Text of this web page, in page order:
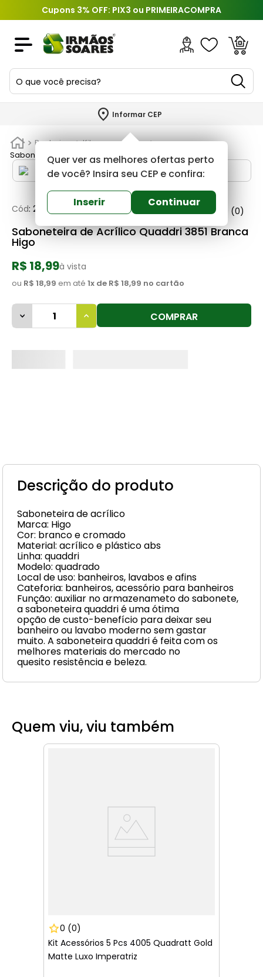
Cupons 3% OFF: PIX3 ou PRIMEIRACOMPRA
O que você precisa?
Informar CEP
Quer ver as melhores ofertas perto
de você? Insira seu CEP e confira:
Inserir Continuar
Banheiros
Kits e acessorios
Saboneteira de Acrílico Quaddri 3851 Branca Higo
Cód:262021 Higo (0)
Saboneteira de Acrílico Quaddri 3851 Branca
Higo
R$ 18,99à vista
ou R$ 18,99 em até 1x de R$ 18,99 no cartão
COMPRAR
Descrição do produto
Saboneteira de acrílico
Marca: Higo
Cor: branco e cromado
Material: acrílico e plástico abs
Linha: quaddri
Modelo: quadrado
Local de uso: banheiros, lavabos e afins
Cateforia: banheiros, acessório para banheiros
Função: auxiliar no armazenameto do sabonete,
a saboneteira quaddri é uma ótima
opção de custo-benefício para deixar seu
banheiro ou lavabo moderno sem gastar
muito. A saboneteira quaddri é feita com os
melhores materiais do mercado no
quesito resistência e beleza.
Quem viu, viu também
0 (0)
Kit Acessórios 5 Pcs 4005 Quadratt Gold
Matte Luxo Imperatriz
TERMOS MAIS BUSCADOS
2º
3º
porta
revestimento
5º
argamassa
6º
telha
cimento
10
janela